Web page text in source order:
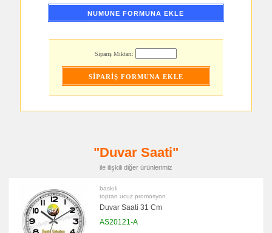
NUMUNE FORMUNA EKLE
Sipariş Miktarı:
"Duvar Saati"
ile ilişkili diğer ürünlerimiz
baskılı
toptan ucuz promosyon
Duvar Saati 31 Cm
AS20121-A
Tabağı
Masa
&
Tutucu
promosyon
Bilgisayar
Aksesuarları